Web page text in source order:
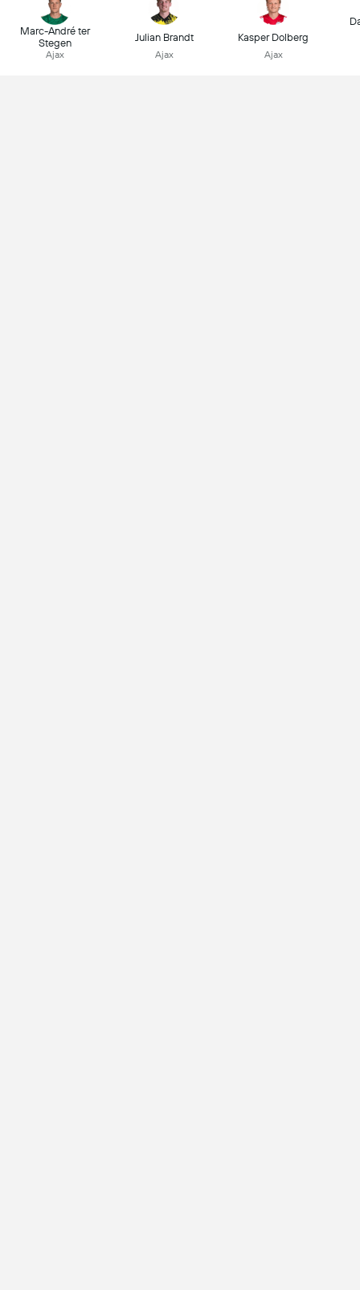
Marc-André ter
Stegen
Ajax
Julian Brandt
Ajax
Kasper Dolberg
Ajax